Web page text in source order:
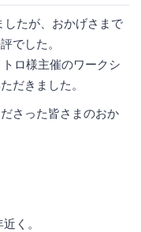
たが、おかげさまで
でした。
ロ様主催のワークシ
だきました。
さった皆さまのおか
く。